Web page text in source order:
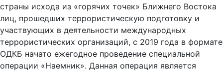
страны исхода из «горячих точек» Ближнего Востока
лиц, прошедших террористическую подготовку и
участвующих в деятельности международных
террористических организаций, с 2019 года в формате
ОДКБ начато ежегодное проведение специальной
операции «Наемник». Данная операция является